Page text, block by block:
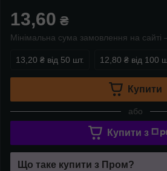
13,60 ₴
Мінімальна сума замовлення на
13,20 ₴ від 50 шт. 12,80 ₴ від 100
Купити
або
Купити з
Що таке купити з Пром?